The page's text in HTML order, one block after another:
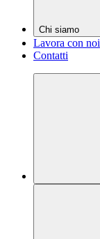
Chi siamo
Lavora con noi
Contatti